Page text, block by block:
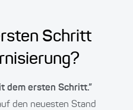
Schritt
dem ersten Schritt.”
den neuesten Stand